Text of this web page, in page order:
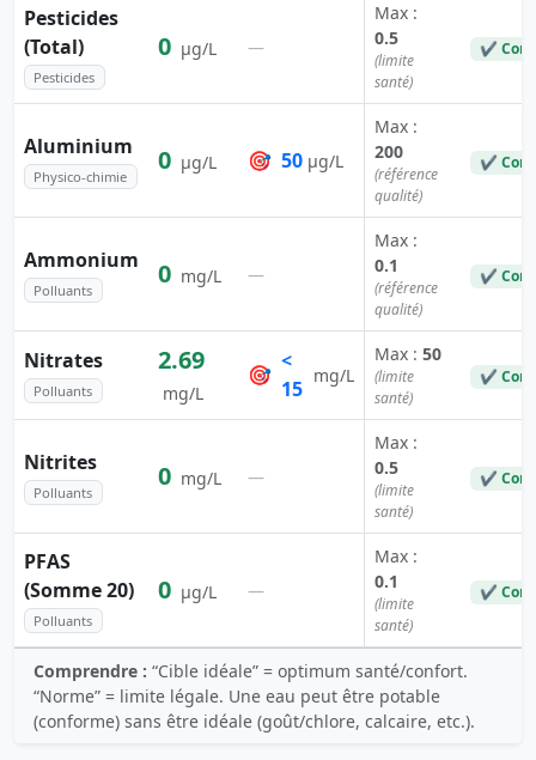
Pesticides
(Total)
Pesticides
0 µg/L —
Max :
0.5
(limite
santé)
✔
Aluminium
Physico-chimie
0 µg/L 🎯 50 µg/L
Max :
200
(référence
qualité)
✔
Ammonium
Polluants
0 mg/L —
Max :
0.1
(référence
qualité)
✔
Nitrates
Polluants
2.69
mg/L
🎯
<
15
mg/L
Max : 50
(limite
santé)
✔
Nitrites
Polluants
0 mg/L —
Max :
0.5
(limite
santé)
✔
PFAS
(Somme 20)
Polluants
0 µg/L —
Max :
0.1
(limite
santé)
✔
Comprendre : “Cible idéale” = optimum santé/confort.
“Norme” = limite légale. Une eau peut être potable
(conforme) sans être idéale (goût/chlore, calcaire, etc.).